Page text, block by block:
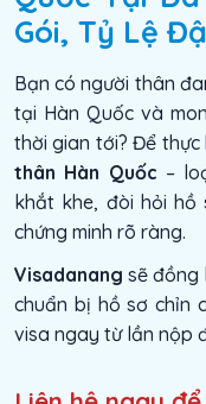
Gói, Tỷ Lệ
Bạn có người thân
tại Hàn Quốc và
thời gian tới? Để thực
thân Hàn Quốc –
khắt khe, đòi hỏi hồ
chứng minh rõ ràng.
Visadanang sẽ đồng
chuẩn bị hồ sơ chỉn
visa ngay từ lần nộp